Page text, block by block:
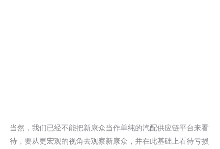
当然，我们已经不能把新康众当作单纯的汽配供应链平台来看
待，要从更宏观的视角去观察新康众，并在此基础上看待亏损